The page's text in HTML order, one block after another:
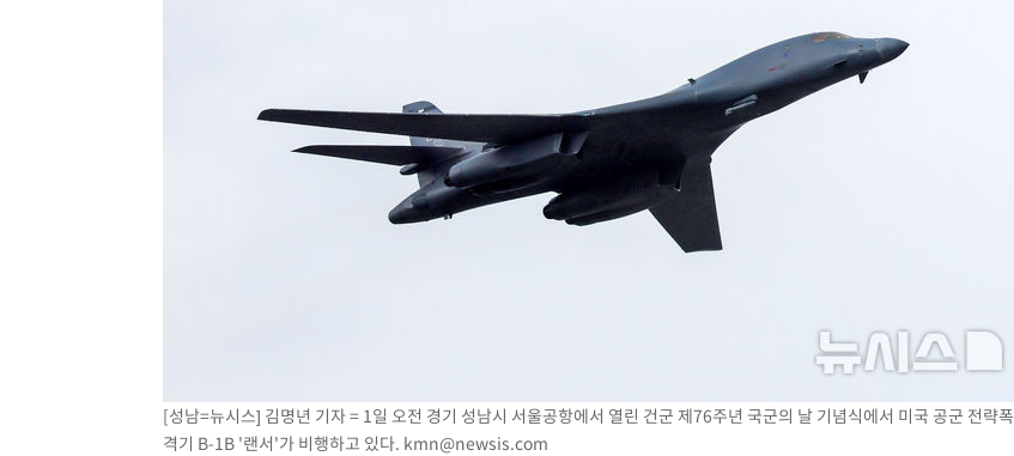
[성남=뉴시스] 김명년 기자 = 1일 오전 경기 성남시 서울공항에서 열린 건군 제76주년 국군의 날 기념식에서 미국 공군 전략폭
격기 B-1B '랜서'가 비행하고 있다. kmn@newsis.com